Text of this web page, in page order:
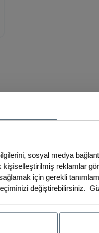
sosyal medya
kişiselleştirilmiş reklamlar
için gerekli
değiştirebilirsiniz.